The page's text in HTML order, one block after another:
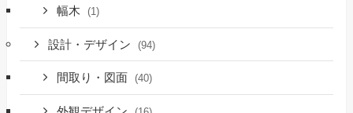
幅木 (1)
設計・デザイン (94)
間取り・図面 (40)